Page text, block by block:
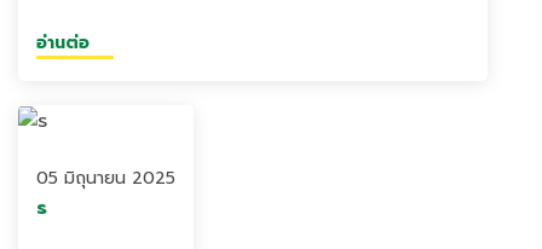
อ่านต่อ
05 มิถุนายน 2025
s